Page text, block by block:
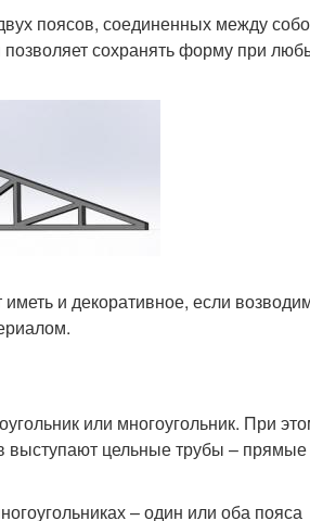
поясов, соединенных между
позволяет сохранять форму при
и декоративное, если
или многоугольник. При
выступают цельные трубы –
– один или оба пояса